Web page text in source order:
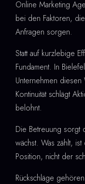
Online Marketing
bei den Faktoren,
Anfragen sorgen.
Statt auf kurzlebige
Fundament. In
Unternehmen
Kontinuität schlägt
belohnt.
Die Betreuung sorgt
wächst. Was zählt,
Position, nicht der
Rückschläge